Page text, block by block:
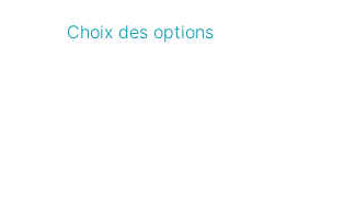
Choix des options